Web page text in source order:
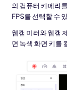
의 컴퓨터 카메라
FPS를 선택할 수
웹캠 미러와 웹캠
면 녹색 화면 키를